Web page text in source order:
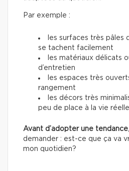
Par exemple :
les surfaces très pâles
se tachent facilement
les matériaux délicats
d’entretien
les espaces très
rangement
les décors très
peu de place à la vie réelle
Avant d’adopter une tendance
demander : est-ce que ça va
mon quotidien?